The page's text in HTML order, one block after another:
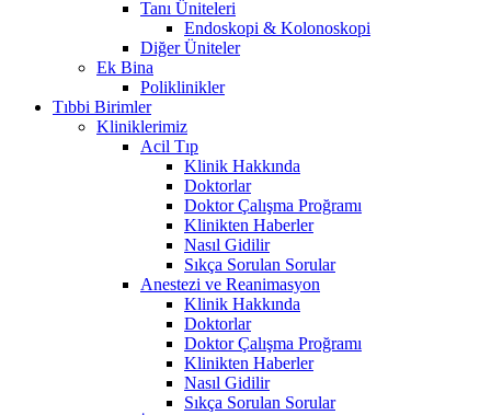
Tanı Üniteleri
Endoskopi & Kolonoskopi
Diğer Üniteler
Ek Bina
Poliklinikler
Tıbbi Birimler
Kliniklerimiz
Acil Tıp
Klinik Hakkında
Doktorlar
Doktor Çalışma Proğramı
Klinikten Haberler
Nasıl Gidilir
Sıkça Sorulan Sorular
Anestezi ve Reanimasyon
Klinik Hakkında
Doktorlar
Doktor Çalışma Proğramı
Klinikten Haberler
Nasıl Gidilir
Sıkça Sorulan Sorular